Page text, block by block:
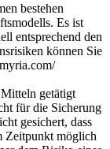
bestehen
Es ist
entsprechend den
können Sie
getätigt
für die Sicherung
gesichert, dass
Zeitpunkt möglich